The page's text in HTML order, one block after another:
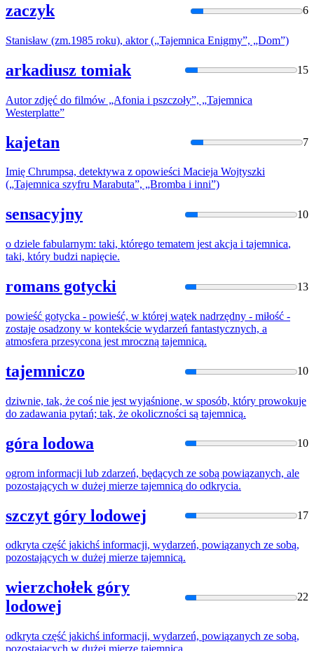
zaczyk 6
Stanisław (zm.1985 roku), aktor („Tajemnica Enigmy”, „Dom”)
arkadiusz tomiak 15
Autor zdjęć do filmów „Afonia i pszczoły”, „Tajemnica
Westerplatte”
kajetan 7
Imię Chrumpsa, detektywa z opowieści Macieja Wojtyszki
(„Tajemnica szyfru Marabuta”, „Bromba i inni”)
sensacyjny 10
o dziele fabularnym: taki, którego tematem jest akcja i tajemnica,
taki, który budzi napięcie.
romans gotycki 13
powieść gotycka - powieść, w której wątek nadrzędny - miłość -
zostaje osadzony w kontekście wydarzeń fantastycznych, a
atmosfera przesycona jest mroczną tajemnicą.
tajemniczo 10
dziwnie, tak, że coś nie jest wyjaśnione, w sposób, który prowokuje
do zadawania pytań; tak, że okoliczności są tajemnicą.
góra lodowa 10
ogrom informacji lub zdarzeń, będących ze sobą powiązanych, ale
pozostających w dużej mierze tajemnicą do odkrycia.
szczyt góry lodowej 17
odkryta część jakichś informacji, wydarzeń, powiązanych ze sobą,
pozostających w dużej mierze tajemnicą.
wierzchołek góry
lodowej
22
odkryta część jakichś informacji, wydarzeń, powiązanych ze sobą,